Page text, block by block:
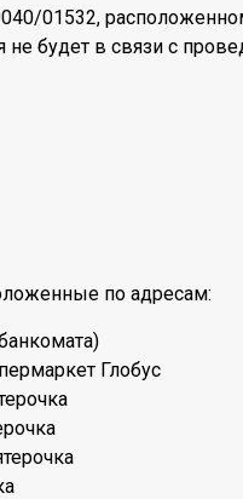
01532,
будет в связи с
по адресам:
Глобус